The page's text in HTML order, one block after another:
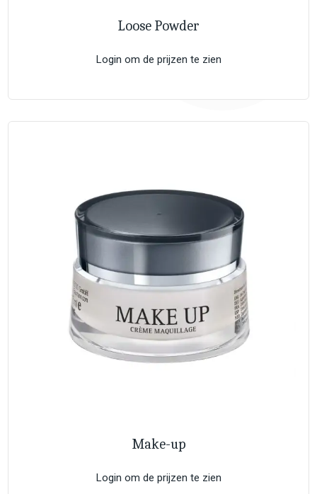
Loose Powder
Login om de prijzen te zien
Make-up
Login om de prijzen te zien